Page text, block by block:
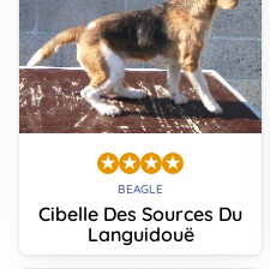
BEAGLE
Cibelle Des Sources Du
Languidouë